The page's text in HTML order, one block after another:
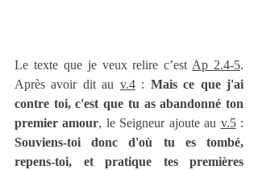
Le texte que je veux relire c’est Ap 2.4-5.
Après avoir dit au v.4 : Mais ce que j'ai
contre toi, c'est que tu as abandonné ton
premier amour, le Seigneur ajoute au v.5
Souviens-toi donc d'où tu es tombé,
repens-toi, et pratique tes premières